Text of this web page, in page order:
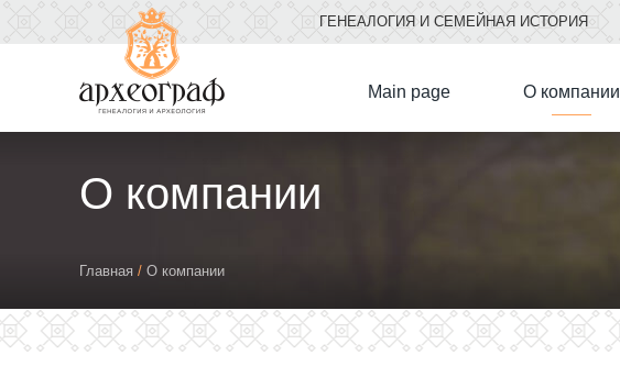
ГЕНЕАЛОГИЯ И СЕМЕЙНАЯ ИСТОРИЯ
Мain page О компании
О компании
You
are
here
Главная / О компании